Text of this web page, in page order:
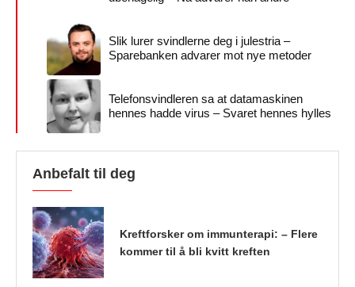
Slik lurer svindlerne deg i julestria –
Sparebanken advarer mot nye metoder
Telefonsvindleren sa at datamaskinen
hennes hadde virus – Svaret hennes hylles
Anbefalt til deg
Kreftforsker om immunterapi: – Flere
kommer til å bli kvitt kreften